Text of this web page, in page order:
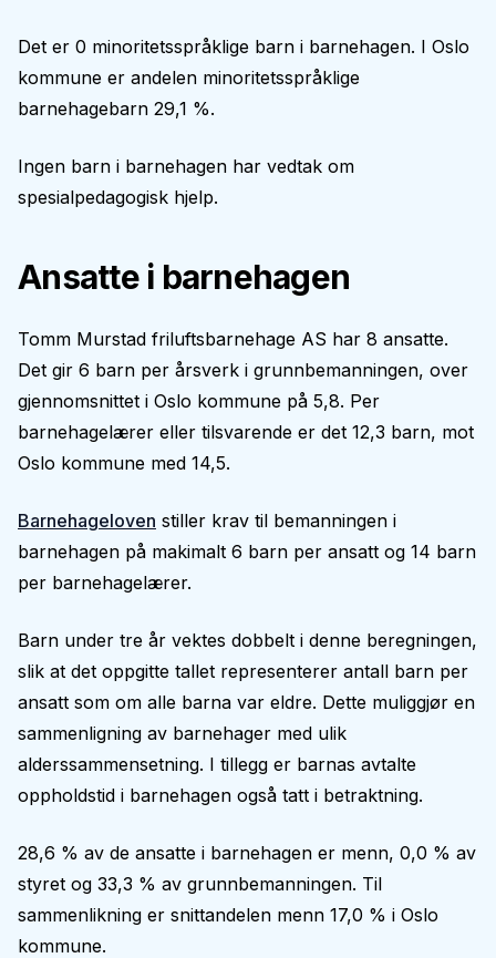
Det er 0 minoritetsspråklige barn i barnehagen. I Oslo
kommune er andelen minoritetsspråklige
barnehagebarn 29,1 %.
Ingen barn i barnehagen har vedtak om
spesialpedagogisk hjelp.
Ansatte i barnehagen
Tomm Murstad friluftsbarnehage AS har 8 ansatte.
Det gir 6 barn per årsverk i grunnbemanningen, over
gjennomsnittet i Oslo kommune på 5,8. Per
barnehagelærer eller tilsvarende er det 12,3 barn, mot
Oslo kommune med 14,5.
Barnehageloven stiller krav til bemanningen i
barnehagen på makimalt 6 barn per ansatt og 14 barn
per barnehagelærer.
Barn under tre år vektes dobbelt i denne beregningen,
slik at det oppgitte tallet representerer antall barn per
ansatt som om alle barna var eldre. Dette muliggjør en
sammenligning av barnehager med ulik
alderssammensetning. I tillegg er barnas avtalte
oppholdstid i barnehagen også tatt i betraktning.
28,6 % av de ansatte i barnehagen er menn, 0,0 % av
styret og 33,3 % av grunnbemanningen. Til
sammenlikning er snittandelen menn 17,0 % i Oslo
kommune.